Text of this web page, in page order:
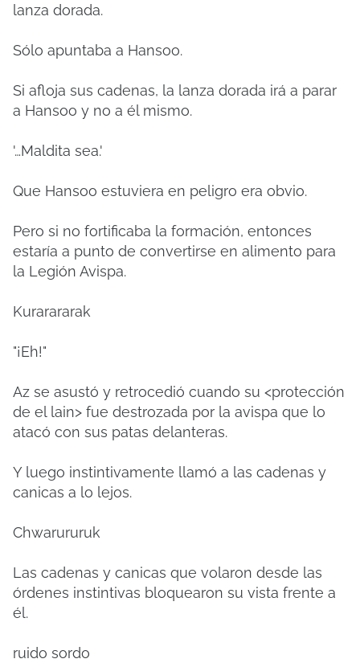
lanza dorada.
Sólo apuntaba a Hansoo.
Si afloja sus cadenas, la lanza dorada irá a parar
a Hansoo y no a él mismo.
'…Maldita sea.'
Que Hansoo estuviera en peligro era obvio.
Pero si no fortificaba la formación, entonces
estaría a punto de convertirse en alimento para
la Legión Avispa.
Kurarararak
"¡Eh!"
Az se asustó y retrocedió cuando su <protección
de el lain> fue destrozada por la avispa que lo
atacó con sus patas delanteras.
Y luego instintivamente llamó a las cadenas y
canicas a lo lejos.
Chwarururuk
Las cadenas y canicas que volaron desde las
órdenes instintivas bloquearon su vista frente a
él.
ruido sordo